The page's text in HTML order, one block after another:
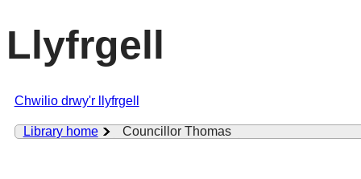
Llyfrgell
Chwilio drwy'r llyfrgell
Library home Councillor Thomas